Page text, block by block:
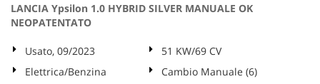
LANCIA Ypsilon 1.0 HYBRID SILVER MANUALE OK
NEOPATENTATO
Usato, 09/2023
51 KW/69 CV
Elettrica/Benzina
Cambio Manuale (6)